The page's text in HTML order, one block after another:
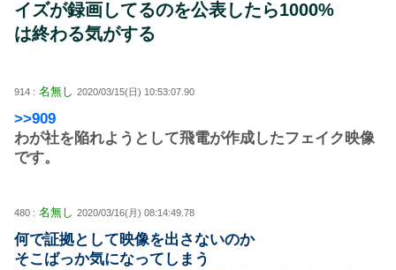
イズが録画してるのを公表したら1000%
は終わる気がする
914 : 名無し 2020/03/15(日) 10:53:07.90
>>909
わが社を陥れようとして飛電が作成したフェイク映像
です。
480 : 名無し 2020/03/16(月) 08:14:49.78
何で証拠として映像を出さないのか
そこばっか気になってしまう